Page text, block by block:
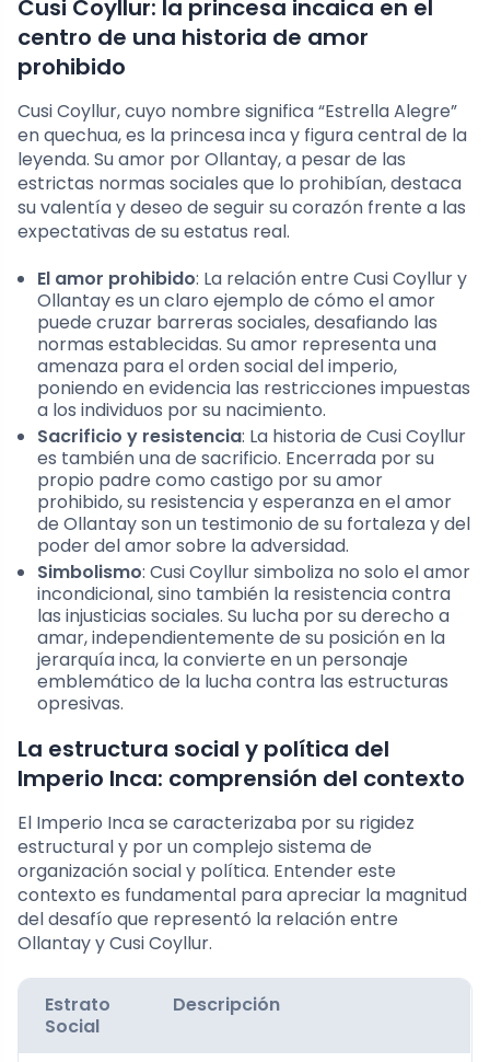
Cusi Coyllur: la princesa incaica en el
centro de una historia de amor
prohibido
Cusi Coyllur, cuyo nombre significa “Estrella Alegre”
en quechua, es la princesa inca y figura central de la
leyenda. Su amor por Ollantay, a pesar de las
estrictas normas sociales que lo prohibían, destaca
su valentía y deseo de seguir su corazón frente a las
expectativas de su estatus real.
El amor prohibido: La relación entre Cusi Coyllur y
Ollantay es un claro ejemplo de cómo el amor
puede cruzar barreras sociales, desafiando las
normas establecidas. Su amor representa una
amenaza para el orden social del imperio,
poniendo en evidencia las restricciones impuestas
a los individuos por su nacimiento.
Sacrificio y resistencia: La historia de Cusi Coyllur
es también una de sacrificio. Encerrada por su
propio padre como castigo por su amor
prohibido, su resistencia y esperanza en el amor
de Ollantay son un testimonio de su fortaleza y del
poder del amor sobre la adversidad.
Simbolismo: Cusi Coyllur simboliza no solo el amor
incondicional, sino también la resistencia contra
las injusticias sociales. Su lucha por su derecho a
amar, independientemente de su posición en la
jerarquía inca, la convierte en un personaje
emblemático de la lucha contra las estructuras
opresivas.
La estructura social y política del
Imperio Inca: comprensión del contexto
El Imperio Inca se caracterizaba por su rigidez
estructural y por un complejo sistema de
organización social y política. Entender este
contexto es fundamental para apreciar la magnitud
del desafío que representó la relación entre
Ollantay y Cusi Coyllur.
Estrato
Social
Descripción